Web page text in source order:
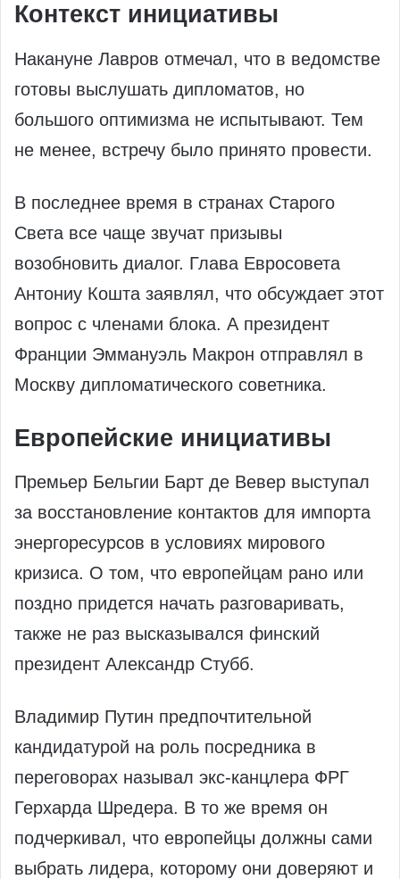
Контекст инициативы
Накануне Лавров отмечал, что в ведомстве
готовы выслушать дипломатов, но
большого оптимизма не испытывают. Тем
не менее, встречу было принято провести.
В последнее время в странах Старого
Света все чаще звучат призывы
возобновить диалог. Глава Евросовета
Антониу Кошта заявлял, что обсуждает этот
вопрос с членами блока. А президент
Франции Эммануэль Макрон отправлял в
Москву дипломатического советника.
Европейские инициативы
Премьер Бельгии Барт де Вевер выступал
за восстановление контактов для импорта
энергоресурсов в условиях мирового
кризиса. О том, что европейцам рано или
поздно придется начать разговаривать,
также не раз высказывался финский
президент Александр Стубб.
Владимир Путин предпочтительной
кандидатурой на роль посредника в
переговорах называл экс-канцлера ФРГ
Герхарда Шредера. В то же время он
подчеркивал, что европейцы должны сами
выбрать лидера, которому они доверяют и